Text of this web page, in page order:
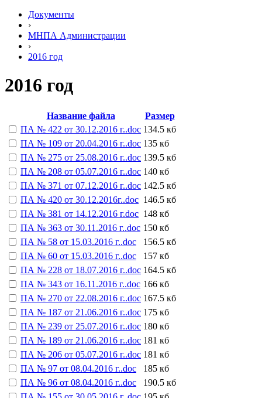
Документы
›
МНПА Администрации
›
2016 год
2016 год
Название файла
Размер
ПА № 422 от 30.12.2016 г..doc 134.5 кб
ПА № 109 от 20.04.2016 г..doc 135 кб
ПА № 275 от 25.08.2016 г..doc 139.5 кб
ПА № 208 от 05.07.2016 г..doc 140 кб
ПА № 371 от 07.12.2016 г..doc 142.5 кб
ПА № 420 от 30.12.2016г..doc 146.5 кб
ПА № 381 от 14.12.2016 г.doc 148 кб
ПА № 363 от 30.11.2016 г..doc 150 кб
ПА № 58 от 15.03.2016 г..doc
156.5 кб
ПА № 60 от 15.03.2016 г..doc
157 кб
ПА № 228 от 18.07.2016 г..doc 164.5 кб
ПА № 343 от 16.11.2016 г..doc 166 кб
ПА № 270 от 22.08.2016 г..doc 167.5 кб
ПА № 187 от 21.06.2016 г..doc 175 кб
ПА № 239 от 25.07.2016 г..doc 180 кб
ПА № 189 от 21.06.2016 г..doc 181 кб
ПА № 206 от 05.07.2016 г..doc 181 кб
ПА № 97 от 08.04.2016 г..doc
185 кб
ПА № 96 от 08.04.2016 г..doc
190.5 кб